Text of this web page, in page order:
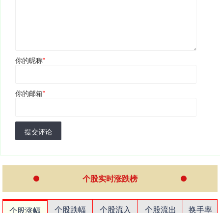
你的昵称*
你的邮箱*
提交评论
个股实时涨跌榜
个股涨幅 个股跌幅 个股流入 个股流出
换手率